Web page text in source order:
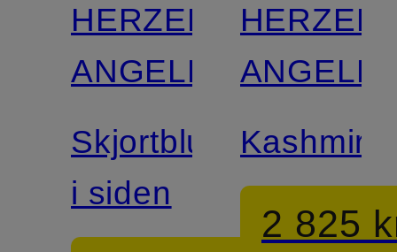
HERZEN'S
ANGELEGENHEIT
Skjortblus
i siden
2 825